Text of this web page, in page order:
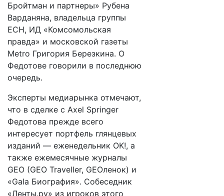
Бройтман и партнеры» Рубена
Варданяна, владельца группы
ЕСН, ИД «Комсомольская
правда» и московской газеты
Metro Григория Березкина. О
Федотове говорили в последнюю
очередь.
Эксперты медиарынка отмечают,
что в сделке с Axel Springer
Федотова прежде всего
интересует портфель глянцевых
изданий — еженедельник OK!, а
также ежемесячные журналы
GEO (GEO Traveller, GEOленок) и
«Gala Биография». Собеседник
«Ленты.ру» из игроков этого